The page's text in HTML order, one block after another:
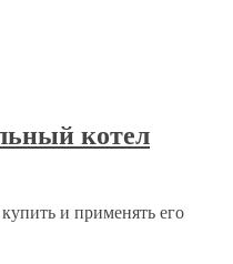
котел
и применять его